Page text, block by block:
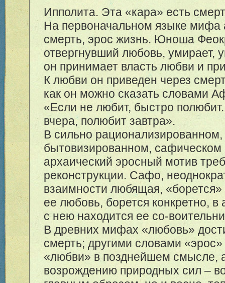
Ипполита. Эта «кара» есть
На первоначальном языке мифа
смерть, эрос жизнь. Юноша
отвергнувший любовь, умирает,
он принимает власть любви и
К любви он приведен через
как он можно сказать словами
«Если не любит, быстро
вчера, полюбит завтра».
В сильно рационализированном,
бытовизированном,
архаический эросный мотив
реконструкции. Сафо,
взаимности любящая,
ее любовь, борется конкретно, в
с нею находится ее со-
В древних мифах «любовь»
смерть; другими словами
«любви» в позднейшем смысле,
возрождению природных сил –